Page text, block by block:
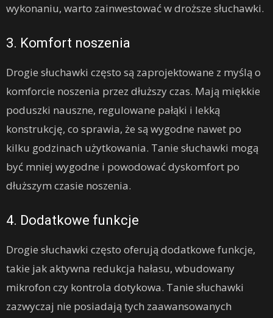
wykonaniu, warto zainwestować w droższe słuchawki.
3. Komfort noszenia
Drogie słuchawki często są zaprojektowane z myślą o
komforcie noszenia przez dłuższy czas. Mają miękkie
poduszki nauszne, regulowane pałąki i lekką
konstrukcję, co sprawia, że są wygodne nawet po
kilku godzinach użytkowania. Tanie słuchawki mogą
być mniej wygodne i powodować dyskomfort po
dłuższym czasie noszenia.
4. Dodatkowe funkcje
Drogie słuchawki często oferują dodatkowe funkcje,
takie jak aktywna redukcja hałasu, wbudowany
mikrofon czy kontrola dotykowa. Tanie słuchawki
zazwyczaj nie posiadają tych zaawansowanych